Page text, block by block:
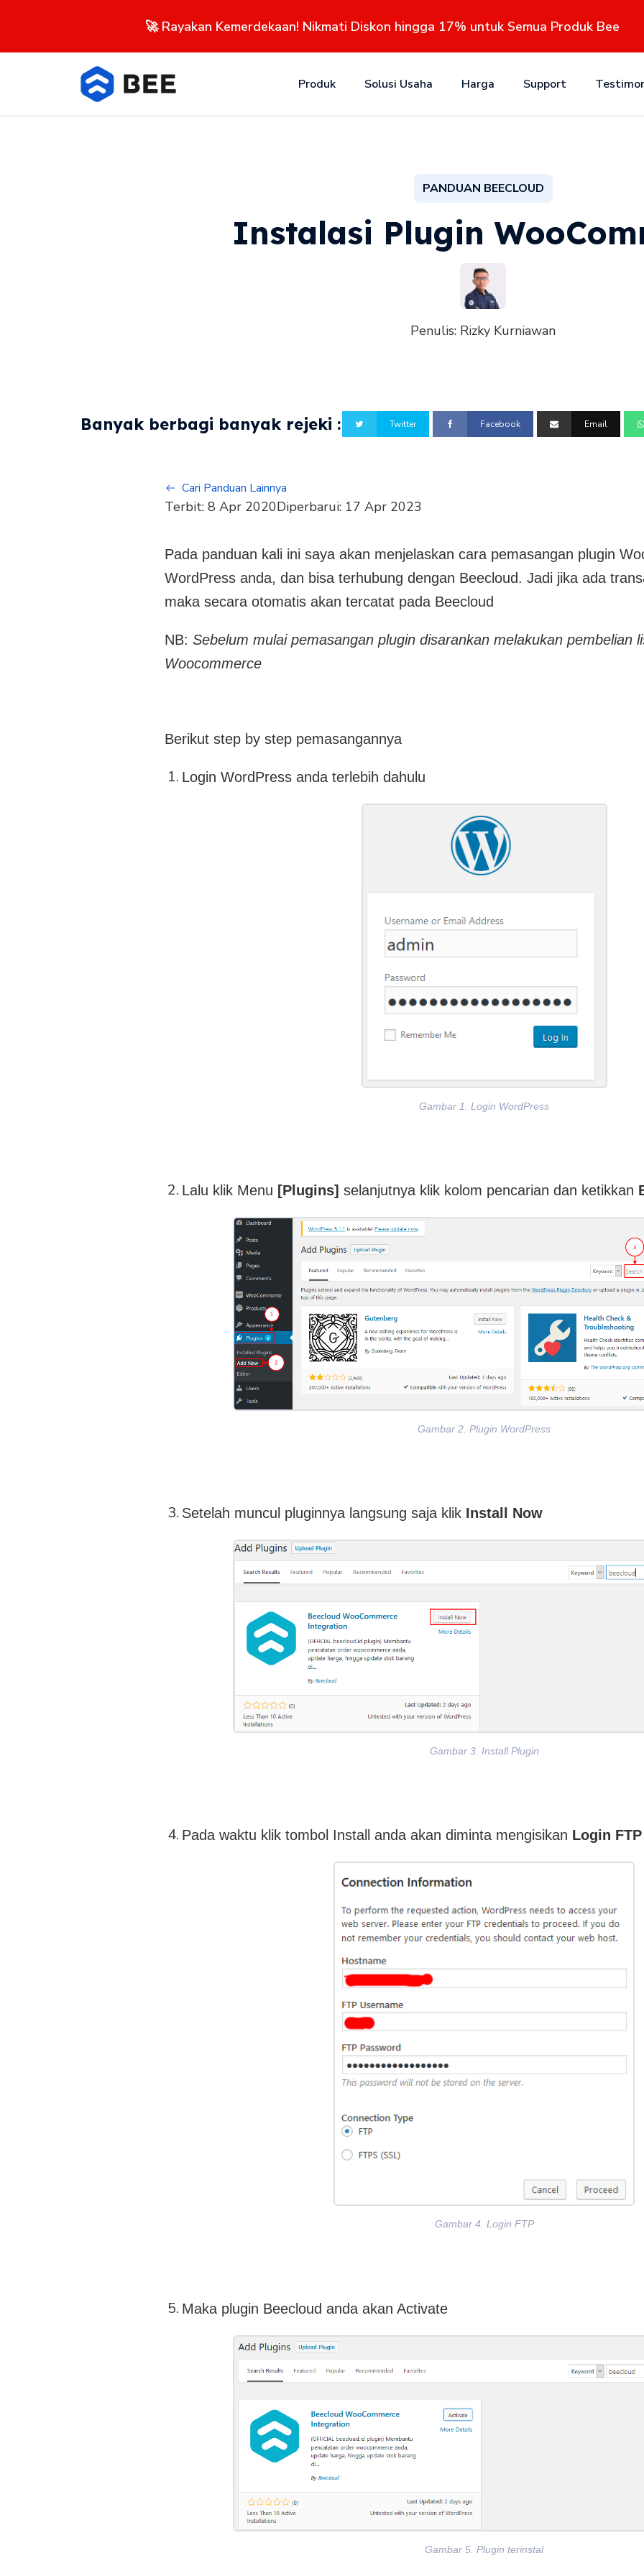
🚀 Rayakan Kemerdekaan! Nikmati Diskon hingga 17% untuk Semua Produk Bee
Produk Solusi Usaha Harga Support
PANDUAN BEECLOUD
Instalasi Plugin
Penulis: Rizky Kurniawan
Banyak berbagi banyak rejeki : Twitter Facebook Email
Cari Panduan Lainnya
Terbit:8 Apr 2020Diperbarui: 17 Apr 2023
Pada panduan kali ini saya akan menjelaskan cara pemasangan plugin
WordPress anda, dan bisa terhubung dengan Beecloud. Jadi jika ada
maka secara otomatis akan tercatat pada Beecloud
NB:Sebelum mulai pemasangan plugin disarankan melakukan pembelian
Woocommerce
Berikut step by step pemasangannya
Login WordPress anda terlebih dahulu
Gambar 1. Login WordPress
Lalu klik Menu [Plugins] selanjutnya klik kolom pencarian dan ketikkan
Gambar 2. Plugin WordPress
Setelah muncul pluginnya langsung saja klik Install Now
Gambar 3. Install Plugin
Pada waktu klik tombol Install anda akan diminta mengisikan Login FTP
Gambar 4. Login FTP
Maka plugin Beecloud anda akan Activate
Gambar 5. Plugin terinstal